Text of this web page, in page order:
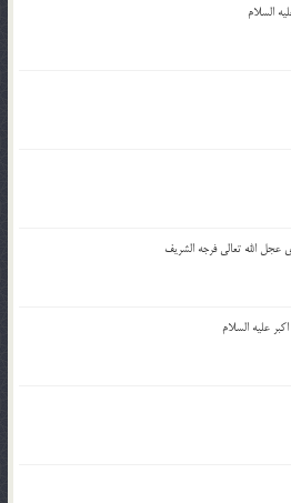
السلام
الله تعالی فرجه الشريف
علیه السلام